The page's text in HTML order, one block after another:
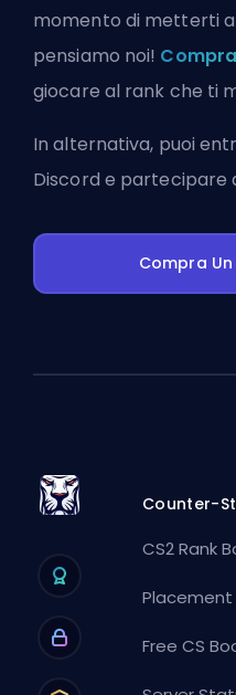
momento di metterti
pensiamo noi!
giocare al rank che ti
In alternativa, puoi
Discord e partecipare
Compra Un
Counter-
CS2 Rank
Placement
Free CS